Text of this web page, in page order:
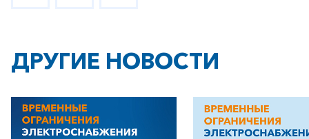
+7-800-700-24-57
Частным клиентам
ДРУГИЕ НОВОСТИ